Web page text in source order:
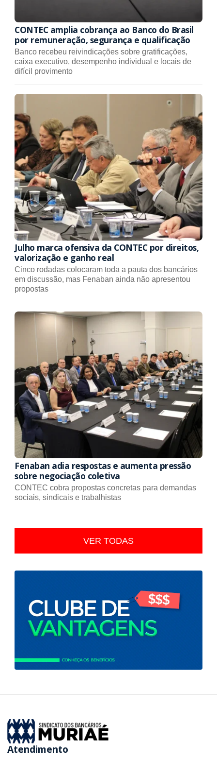
CONTEC amplia cobrança ao Banco do Brasil
por remuneração, segurança e qualificação
Banco recebeu reivindicações sobre gratificações,
caixa executivo, desempenho individual e locais de
difícil provimento
Julho marca ofensiva da CONTEC por direitos,
valorização e ganho real
Cinco rodadas colocaram toda a pauta dos bancários
em discussão, mas Fenaban ainda não apresentou
propostas
Fenaban adia respostas e aumenta pressão
sobre negociação coletiva
CONTEC cobra propostas concretas para demandas
sociais, sindicais e trabalhistas
VER TODAS
Atendimento